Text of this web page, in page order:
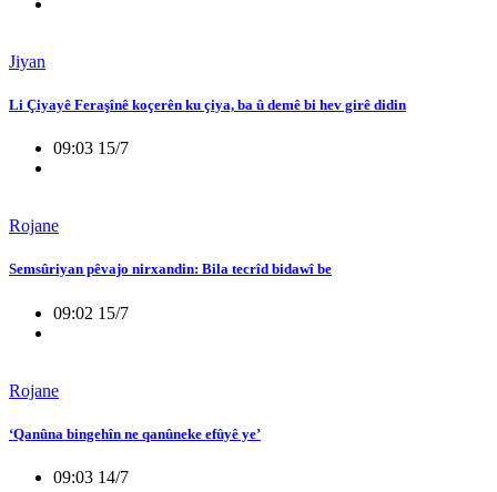
Jiyan
Li Çiyayê Feraşînê koçerên ku çiya, ba û demê bi hev girê didin
09:03 15/7
Rojane
Semsûriyan pêvajo nirxandin: Bila tecrîd bidawî be
09:02 15/7
Rojane
‘Qanûna bingehîn ne qanûneke efûyê ye’
09:03 14/7